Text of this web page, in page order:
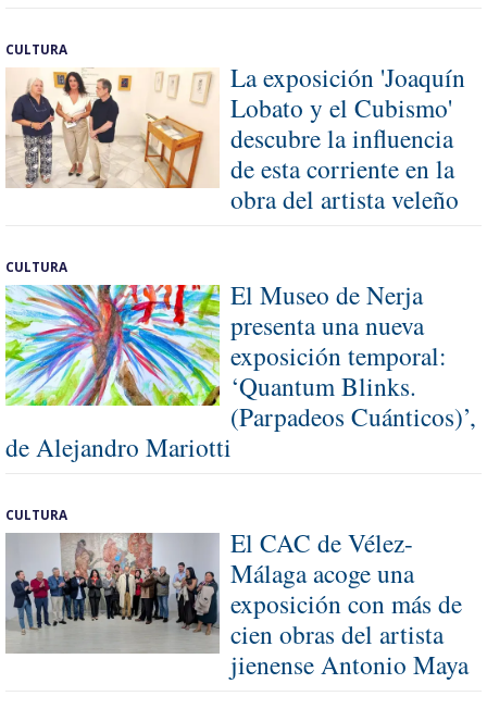
CULTURA
La exposición 'Joaquín
Lobato y el Cubismo'
descubre la influencia
de esta corriente en la
obra del artista veleño
CULTURA
El Museo de Nerja
presenta una nueva
exposición temporal:
‘Quantum Blinks.
(Parpadeos Cuánticos)’,
de Alejandro Mariotti
CULTURA
El CAC de Vélez-
Málaga acoge una
exposición con más de
cien obras del artista
jienense Antonio Maya